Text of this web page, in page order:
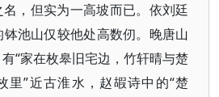
，但实为一高坡而已。依刘廷
池山仅较他处高数仞。晚唐山
“家在枚皋旧宅边，竹轩晴与楚
里”近古淮水，赵嘏诗中的“楚